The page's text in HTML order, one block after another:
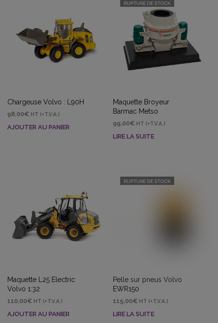
Chargeuse Volvo : L90H
98,00€ HT (+T.V.A.)
AJOUTER AU PANIER
RUPTURE DE STOCK
Maquette Broyeur
Barmac Metso
99,00€ HT (+T.V.A.)
LIRE LA SUITE
Maquette L25 Electric
Volvo 1:32
110,00€ HT (+T.V.A.)
AJOUTER AU PANIER
RUPTURE DE STOCK
Pelle sur pneus Volvo
EWR150
115,00€ HT (+T.V.A.)
LIRE LA SUITE